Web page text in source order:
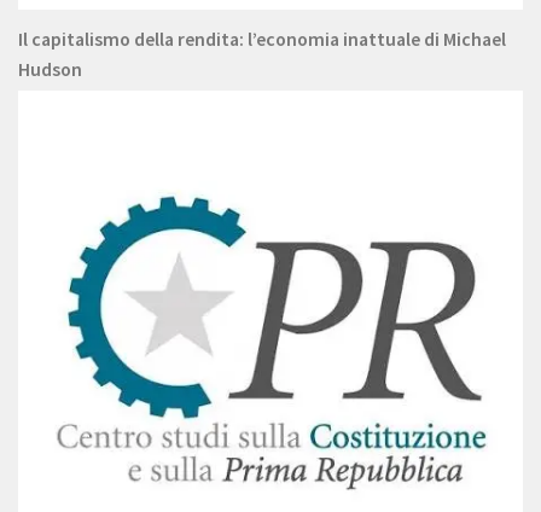
Il capitalismo della rendita: l’economia inattuale di Michael
Hudson